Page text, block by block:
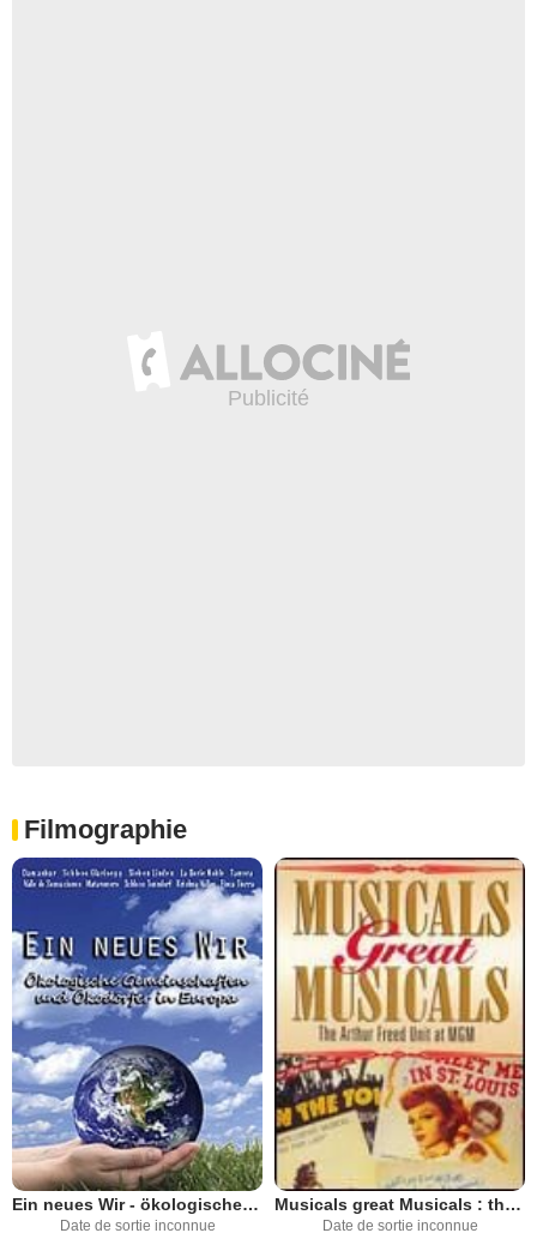
Filmographie
Ein neues Wir - ökologische Gemeinschaften und Ökodörfer in Europa
Date de sortie inconnue
Musicals great Musicals : the Arthur Freed unit at MGM
Date de sortie inconnue